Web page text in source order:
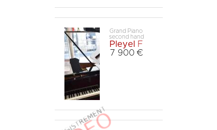
Grand Piano
second hand
Pleyel
F
7 900 €